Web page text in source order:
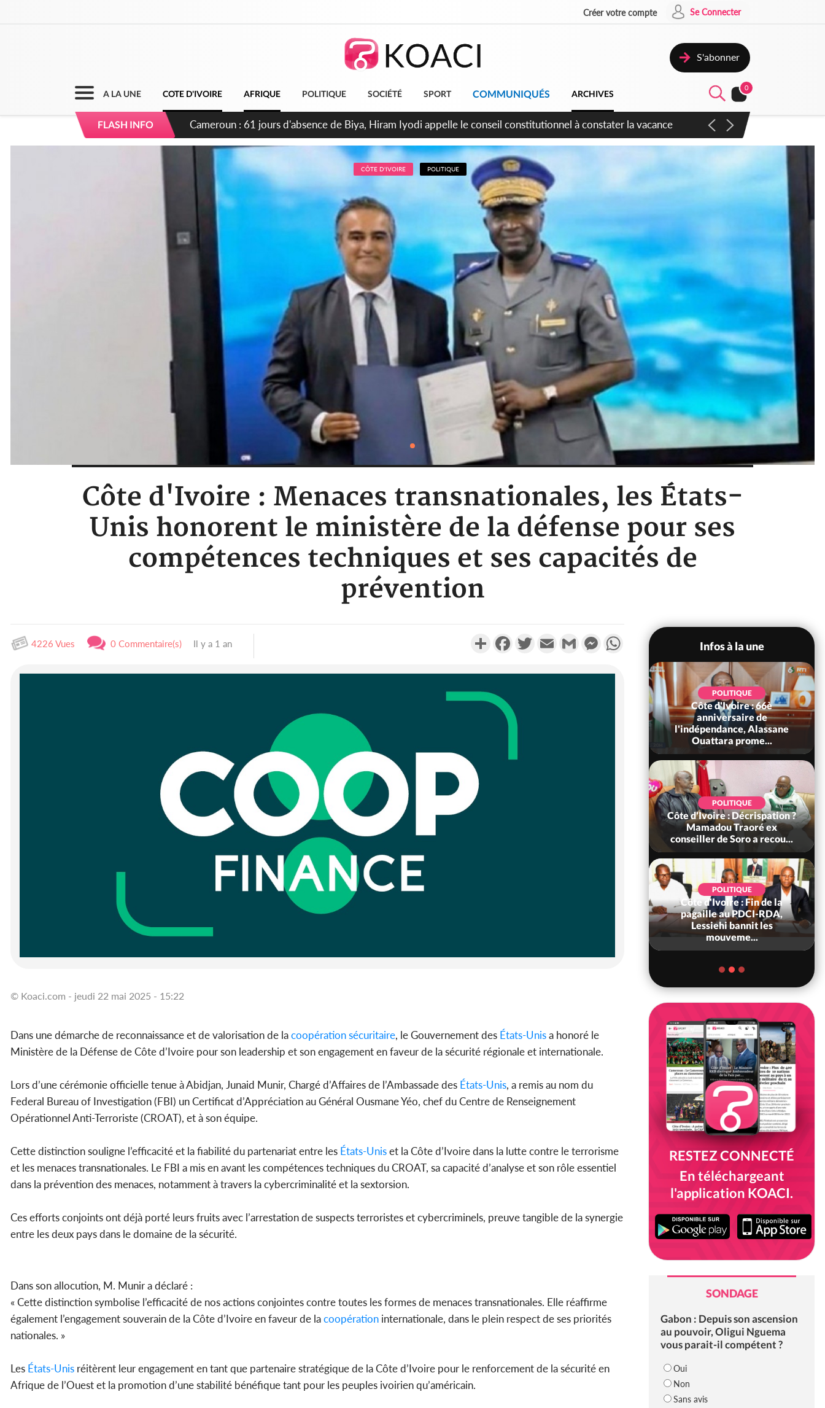
Créer votre compte Se Connecter
S'abonner
A LA UNE COTE D'IVOIRE AFRIQUE POLITIQUE SOCIÉTÉ SPORT COMMUNIQUÉS ARCHIVES
0
FLASH INFO Côte d'Ivoire : Fin de la pagaille au PDCI-RDA, Lessiehi bannit les mouvements sauvages
CÔTE D'IVOIRE POLITIQUE
Côte d'Ivoire : Menaces transnationales, les États-
Unis honorent le ministère de la défense pour ses
compétences techniques et ses capacités de
prévention
4226 Vues 0 Commentaire(s) Il y a 1 an PartagerFacebookTwitterEmail Gmail MessengerWhatsApp
© Koaci.com - jeudi 22 mai 2025 - 15:22
Dans une démarche de reconnaissance et de valorisation de lacoopérationsécuritaire, le Gouvernement des États-Unisa honoré le
Ministère de la Défense de Côte d’Ivoire pour son leadership et son engagement en faveur de la sécurité régionale et internationale.
Lors d’une cérémonie officielle tenue à Abidjan, Junaid Munir, Chargé d’Affaires de l’Ambassade des États-Unis, a remis au nom du
Federal Bureau of Investigation (FBI) un Certificat d’Appréciation au Général Ousmane Yéo, chef du Centre de Renseignement
Opérationnel Anti-Terroriste (CROAT), et à son équipe.
Cette distinction souligne l’efficacité et la fiabilité du partenariat entre les États-Uniset la Côte d’Ivoire dans la lutte contre le terrorisme
et les menaces transnationales. Le FBI a mis en avant les compétences techniques du CROAT, sa capacité d’analyse et son rôle essentiel
dans la prévention des menaces, notamment à travers la cybercriminalité et la sextorsion.
Ces efforts conjoints ont déjà porté leurs fruits avec l’arrestation de suspects terroristes et cybercriminels, preuve tangible de la synergie
entre les deux pays dans le domaine de la sécurité.
Dans son allocution, M. Munir a déclaré :
« Cette distinction symbolise l’efficacité de nos actions conjointes contre toutes les formes de menaces transnationales. Elle réaffirme
également l’engagement souverain de la Côte d’Ivoire en faveur de lacoopération internationale, dans le plein respect de ses priorités
nationales. »
Les États-Unis réitèrent leur engagement en tant que partenaire stratégique de la Côte d’Ivoire pour le renforcement de la sécurité en
Afrique de l’Ouest et la promotion d’une stabilité bénéfique tant pour les peuples ivoirien qu’américain.
Infos à la une
d'absence de Biya, Hiram
Iyodi appelle le conseil
POLITIQUE
Côte d'Ivoire : 66è
anniversaire de
l'indépendance, Alassane
Ouattara prome...
POLITIQUE
Côte d'Ivoire : Décrispation ?
Mamadou Traoré ex
conseiller de Soro a recou...
POLITIQUE
Côte d'Ivoire : Fin de la
pagaille au PDCI-RDA,
Lessiehi bannit les
mouveme...
RESTEZ CONNECTÉ
En téléchargeant
l'application KOACI.
SONDAGE
Gabon : Depuis son ascension
au pouvoir, Oligui Nguema
vous parait-il compétent ?
Oui
Non
Sans avis